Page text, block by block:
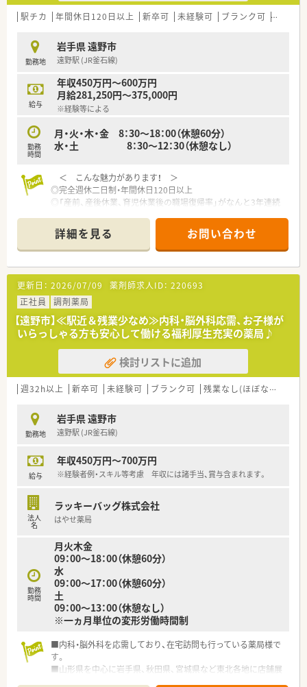
ミュニケーションの中で働きたい方。
の店舗でゆったり働きたいと方。
■時給高めのパートで、仕事と私生活のメリハリをつけ、どちら
の時間も大切にしたいという方。
駅チカ 年間休日120日以上 新卒可 未経験可 ブランク可 残業な
勤務地
岩手県 遠野市
遠野駅 (JR釜石線)
給与
年収450万円～600万円
月給281,250円～375,000円
※経験等による
勤務
時間
月・火・木・金 8：30～18：00（休憩60分）
水・土 8：30～12：30（休憩なし）
＜ こんな魅力があります！ ＞
◎完全週休二日制・年間休日120日以上
◎「産前、産後休業、育児休業後の職場復帰率」がなんと3年連続
◎独立支援制度も実施・充実した教育制度有
⇓
福利厚生やワークライフバランスに重点を置いており、【産前、
産後休業】、【育児休業】、【時短勤務】等の制度も多くの社員が利
用し自身のライフステージに合わせた働き方が実現できます。
また、新卒採用を積極的に行っている関係で、経験浅い方から豊
富な方までスキルに合わせた教育制度がございます。
そして将来の薬剤師の育成で、独立支援制度も行っています。独
立後もしっかりフォローするのが同社の特徴です。
＜ こんな薬局です！ ＞
内科クリニックが門前にあり、メインに応需しています。
遠野駅よりすぐそばで徒歩1，2分程度の立地にございます。
外観は、名称のとおり「民話のふるさと」である遠野に馴染むよ
地域住民の方が多く利用されているため、地域交流が盛んな薬局
です♪
●コミュケーションを大事にでき、対応力を磨いていきたい方
●風情ある環境で働きたい方
・・・ 企業紹介 ・・・
岩手県39店舗・青森県1店舗展開しております。
企業です。
地域密着のかかりつけ薬局として事業展開をしてきました。
多くの顧客の心を掴み、北東北ナンバーワンの薬局として成長を
続けています。
また、医療や介護現場との連携により、調剤の必要性をあらため
て知ってもらう在宅訪問管理業務なども積極的におこなってい
ます。
詳細を見る お問い合わせ
更新日： 2026/07/09 薬剤師求人ID： 220693
正社員
調剤薬局
【遠野市】≪駅近＆残業少なめ≫内科・脳外科応需、お子様が
いらっしゃる方も安心して働ける福利厚生充実の薬局♪
検討リストに追加
週32h以上 新卒可 未経験可 ブランク可 残業なし(ほぼなし含む)
勤務地
岩手県 遠野市
遠野駅 (JR釜石線)
給与
年収450万円～700万円
※経験者例・スキル等考慮 年収には諸手当、賞与含まれます。
法人
名
ラッキーバッグ株式会社
はやせ薬局
勤務
時間
月火木金
09：00～18：00（休憩60分）
水
09：00～17：00（休憩60分）
土
09：00～13：00（休憩なし）
※一ヵ月単位の変形労働時間制
■内科・脳外科を応需しており、在宅訪問も行っている薬局様で
す。
■山形県を中心に岩手県、秋田県、宮城県など東北各地に店舗展